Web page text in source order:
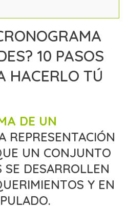
10 PASOS
HACERLO TÚ
DE UN
REPRESENTACIÓN
UN CONJUNTO
DESARROLLEN
Y EN